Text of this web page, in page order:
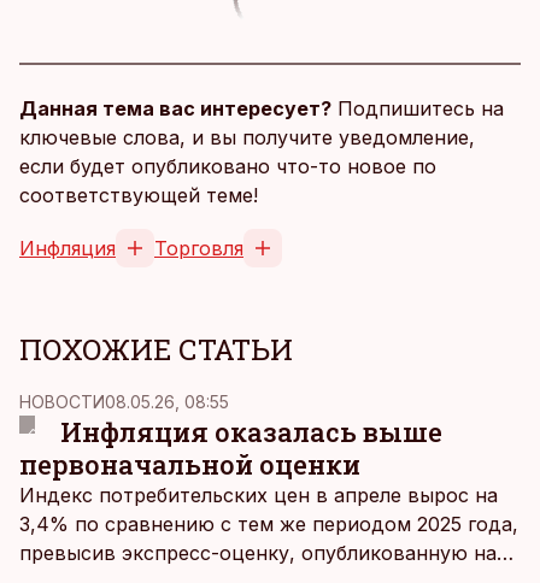
Данная тема вас интересует? Подпишитесь на
ключевые слова, и вы получите уведомление,
если будет опубликовано что-то новое по
соответствующей теме!
Инфляция Торговля
ПОХОЖИЕ СТАТЬИ
НОВОСТИ08.05.26, 08:55
Инфляция оказалась выше
первоначальной оценки
Индекс потребительских цен в апреле вырос на
3,4% по сравнению с тем же периодом 2025 года,
превысив экспресс-оценку, опубликованную на